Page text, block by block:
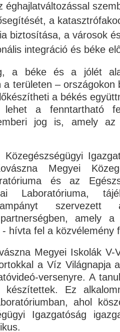
éghajlatváltozással
a
biztosítása, a városok
integráció és béke
a béke és a jólét
a területen – országokon
a békés
a fenntartható
jog is, amely az
Megyei
és az
Laboratóriuma,
partnerségben, amely
- hívta fel a közvélemény
Megyei Iskolák V-
a Víz Világnapja
versenyre. A
készítettek. Ez
ahol
Igazgatóság